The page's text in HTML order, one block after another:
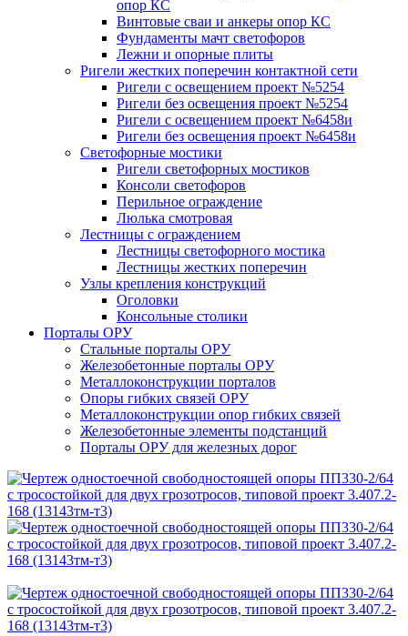
опор КС
Винтовые сваи и анкеры опор КС
Фундаменты мачт светофоров
Лежни и опорные плиты
Ригели жестких поперечин контактной сети
Ригели с освещением проект №5254
Ригели без освещения проект №5254
Ригели с освещением проект №6458и
Ригели без освещения проект №6458и
Светофорные мостики
Ригели светофорных мостиков
Консоли светофоров
Перильное ограждение
Люлька смотровая
Лестницы с ограждением
Лестницы светофорного мостика
Лестницы жестких поперечин
Узлы крепления конструкций
Оголовки
Консольные столики
Порталы ОРУ
Стальные порталы ОРУ
Железобетонные порталы ОРУ
Металлоконструкции порталов
Опоры гибких связей ОРУ
Металлоконструкции опор гибких связей
Железобетонные элементы подстанций
Порталы ОРУ для железных дорог